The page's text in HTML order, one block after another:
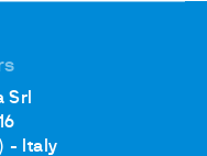
Srl
- Italy